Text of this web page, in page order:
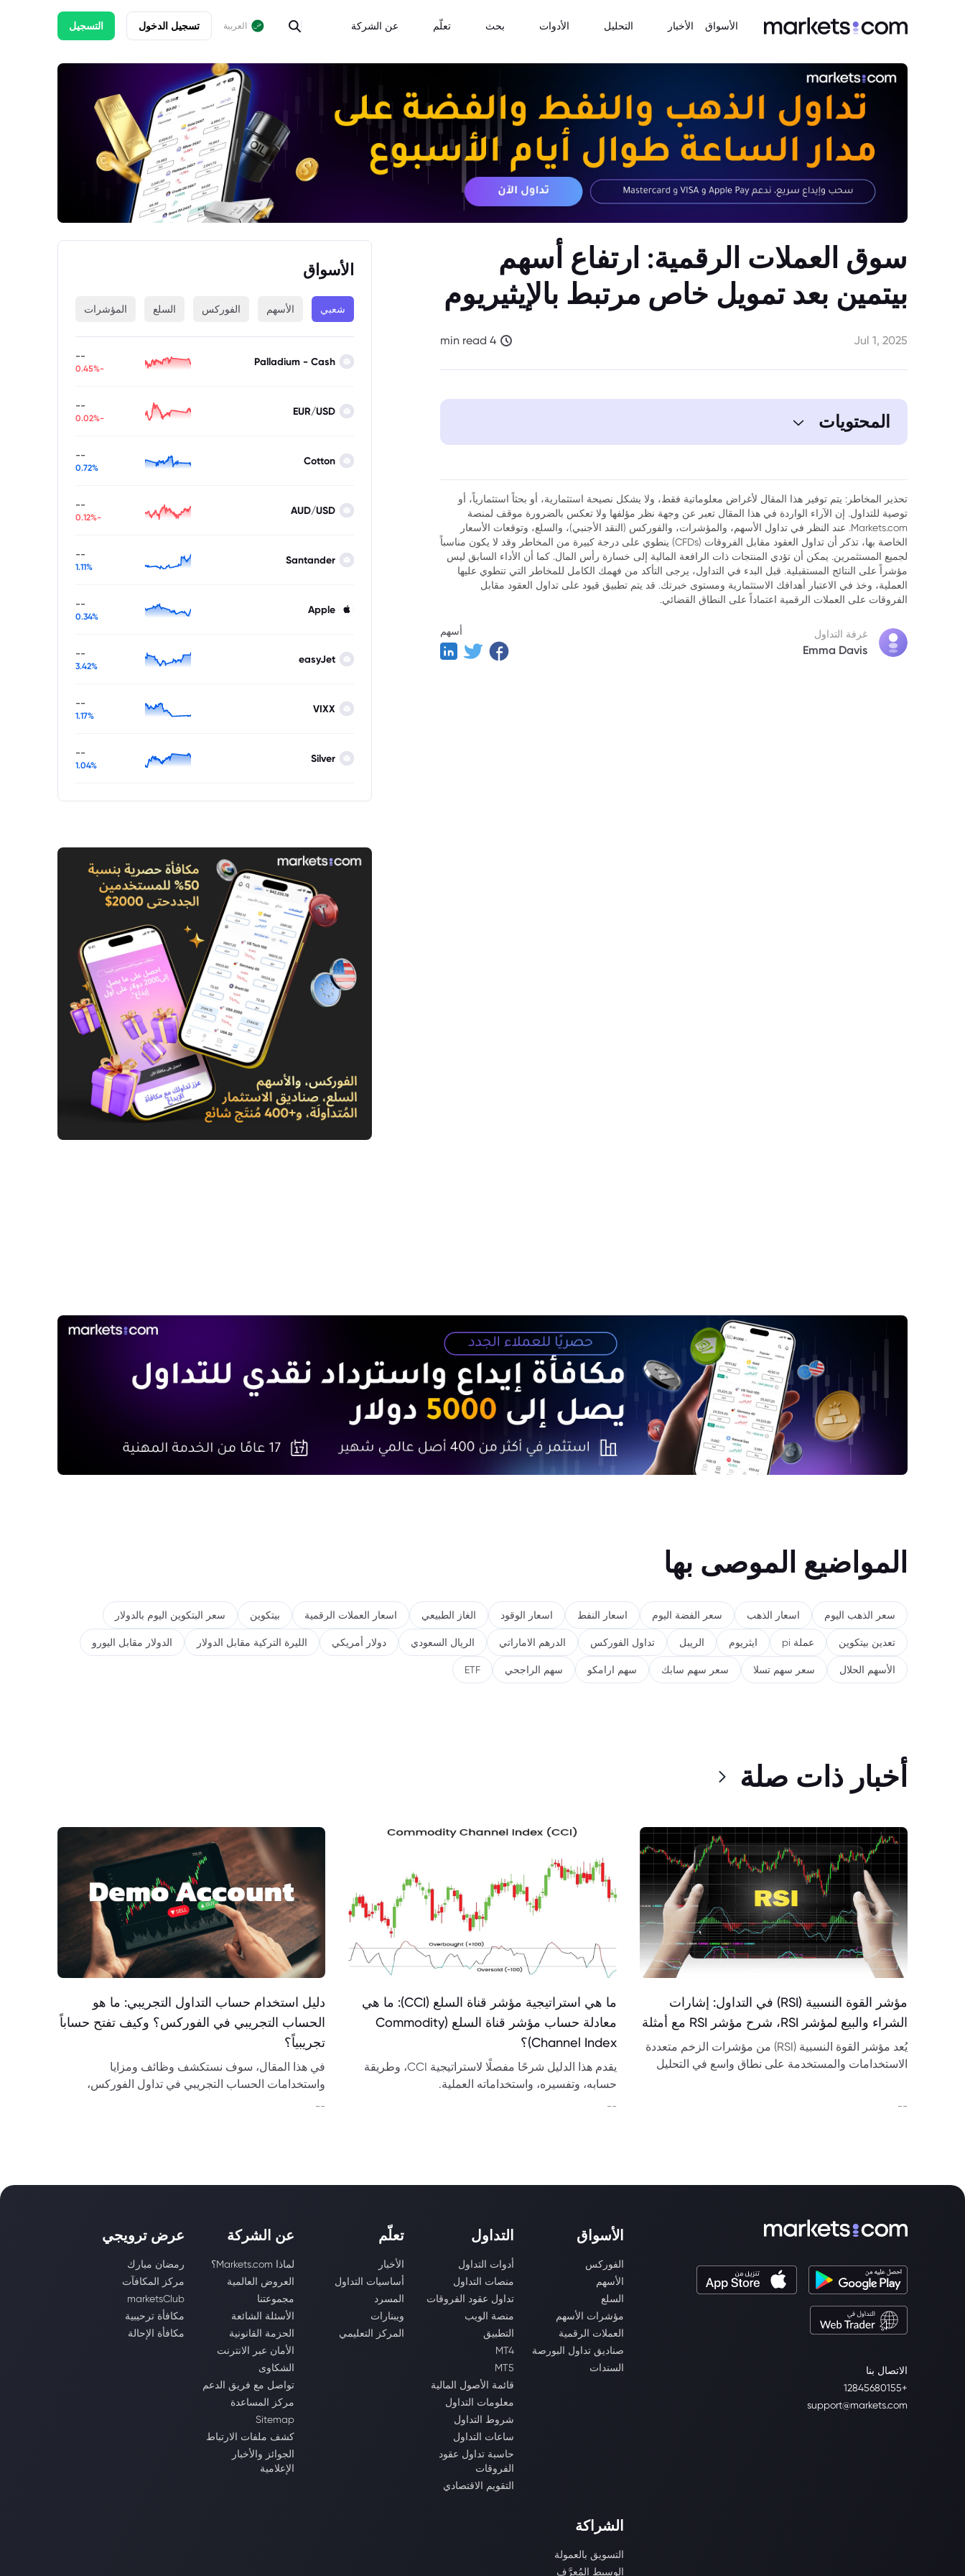
الأسواق الأخبار التحليل الأدوات بحث تعلّم عن الشركة العربية تسجيل الدخول التسجيل
سوق العملات الرقمية: ارتفاع أسهم
بيتمين بعد تمويل خاص مرتبط بالإيثيريوم
Jul 1, 2025
4 min read
المحتويات
تحذير المخاطر: يتم توفير هذا المقال لأغراض معلوماتية فقط، ولا يشكل نصيحة استثمارية، أو بحثاً استثمارياً، أو
توصية للتداول. إن الآراء الواردة في هذا المقال تعبر عن وجهة نظر مؤلفها ولا تعكس بالضرورة موقف لمنصة
Markets.com. عند النظر في تداول الأسهم، والمؤشرات، والفوركس (النقد الأجنبي)، والسلع، وتوقعات الأسعار
الخاصة بها، تذكر أن تداول العقود مقابل الفروقات (CFDs) ينطوي على درجة كبيرة من المخاطر وقد لا يكون مناسباً
لجميع المستثمرين. يمكن أن تؤدي المنتجات ذات الرافعة المالية إلى خسارة رأس المال. كما أن الأداء السابق ليس
مؤشراً على النتائج المستقبلية. قبل البدء في التداول، يرجى التأكد من فهمك الكامل للمخاطر التي تنطوي عليها
العملية، وخذ في الاعتبار أهدافك الاستثمارية ومستوى خبرتك. قد يتم تطبيق قيود على تداول العقود مقابل
الفروقات على العملات الرقمية اعتماداً على النطاق القضائي.
غرفة التداول
Emma Davis
أسهم
الأسواق
شعبي الأسهم الفوركس السلع المؤشرات
Palladium - Cash
--
-0.45%
EUR/USD
--
-0.02%
Cotton
--
0.72%
AUD/USD
--
-0.12%
Santander
--
1.11%
Apple
--
0.34%
easyJet
--
3.42%
VIXX
--
1.17%
Silver
--
1.04%
المواضيع الموصى بها
سعر الذهب اليوم اسعار الذهب سعر الفضة اليوم اسعار النفط اسعار الوقود الغاز الطبيعي اسعار العملات الرقمية بيتكوين سعر البتكوين اليوم بالدولار
تعدين بيتكوين عملة pi ايثريوم الريبل تداول الفوركس الدرهم الاماراتي الريال السعودي دولار أمريكي الليرة التركية مقابل الدولار الدولار مقابل اليورو
الأسهم الحلال سعر سهم تسلا سعر سهم سابك سهم ارامكو سهم الراجحي ETF
أخبار ذات صلة
مؤشر القوة النسبية (RSI) في التداول: إشارات
الشراء والبيع لمؤشر RSI، شرح مؤشر RSI مع أمثلة
يُعد مؤشر القوة النسبية (RSI) من مؤشرات الزخم متعددة
الاستخدامات والمستخدمة على نطاق واسع في التحليل
--
ما هي استراتيجية مؤشر قناة السلع (CCI): ما هي
معادلة حساب مؤشر قناة السلع (Commodity
Channel Index)؟
يقدم هذا الدليل شرحًا مفصلًا لاستراتيجية CCI، وطريقة
حسابه، وتفسيره، واستخداماته العملية.
--
دليل استخدام حساب التداول التجريبي: ما هو
الحساب التجريبي في الفوركس؟ وكيف تفتح حساباً
تجريبياً؟
في هذا المقال، سوف نستكشف وظائف ومزايا
واستخدامات الحساب التجريبي في تداول الفوركس،
--
الاتصال بنا
+12845680155
support@markets.com
الأسواق
الفوركس
الأسهم
السلع
مؤشرات الأسهم
العملات الرقمية
صناديق تداول البورصة
السندات
التداول
أدوات التداول
منصات التداول
تداول عقود الفروقات
منصة الويب
التطبيق
MT4
MT5
قائمة الأصول المالية
معلومات التداول
شروط التداول
ساعات التداول
حاسبة تداول عقود
الفروقات
التقويم الاقتصادي
تعلّم
الأخبار
أساسيات التداول
المسرد
ويبنارات
المركز التعليمي
عن الشركة
لماذا Markets.com؟
العروض العالمية
مجموعتنا
الأسئلة الشائعة
الحزمة القانونية
الأمان عبر الانترنت
الشكاوى
تواصل مع فريق الدعم
مركز المساعدة
Sitemap
كشف ملفات الارتباط
الجوائز والأخبار
الإعلامية
عرض ترويجي
رمضان مبارك
مركز المكافآت
marketsClub
مكافأة ترحيبية
مكافأة الإحالة
الشراكة
التسويق بالعمولة
الوسيط المُعرَّف